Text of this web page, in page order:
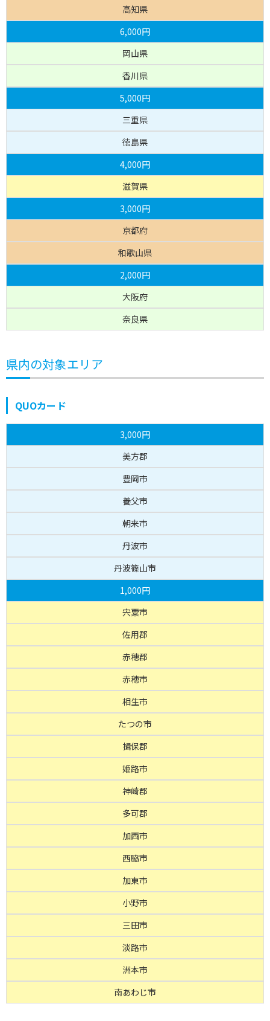
高知県
6,000円
岡山県
香川県
5,000円
三重県
徳島県
4,000円
滋賀県
3,000円
京都府
和歌山県
2,000円
大阪府
奈良県
県内の対象エリア
QUOカード
3,000円
美方郡
豊岡市
養父市
朝来市
丹波市
丹波篠山市
1,000円
宍粟市
佐用郡
赤穂郡
赤穂市
相生市
たつの市
揖保郡
姫路市
神崎郡
多可郡
加西市
西脇市
加東市
小野市
三田市
淡路市
洲本市
南あわじ市